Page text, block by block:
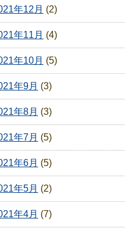
年12月 (2)
年11月 (4)
年10月 (5)
年9月 (3)
年8月 (3)
年7月 (5)
年6月 (5)
年5月 (2)
年4月 (7)